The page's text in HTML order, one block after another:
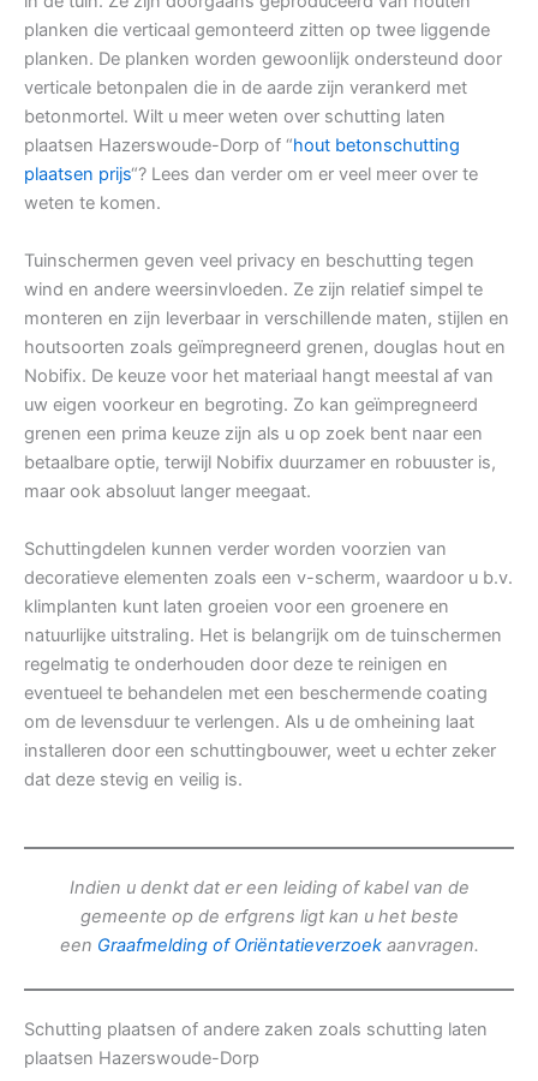
planken die verticaal gemonteerd zitten op twee liggende
planken. De planken worden gewoonlijk ondersteund door
verticale betonpalen die in de aarde zijn verankerd met
betonmortel. Wilt u meer weten over schutting laten
plaatsen Hazerswoude-Dorp of “hout betonschutting
plaatsen prijs“? Lees dan verder om er veel meer over te
weten te komen.
Tuinschermen geven veel privacy en beschutting tegen
wind en andere weersinvloeden. Ze zijn relatief simpel te
monteren en zijn leverbaar in verschillende maten, stijlen en
houtsoorten zoals geïmpregneerd grenen, douglas hout en
Nobifix. De keuze voor het materiaal hangt meestal af van
uw eigen voorkeur en begroting. Zo kan geïmpregneerd
grenen een prima keuze zijn als u op zoek bent naar een
betaalbare optie, terwijl Nobifix duurzamer en robuuster is,
maar ook absoluut langer meegaat.
Schuttingdelen kunnen verder worden voorzien van
decoratieve elementen zoals een v-scherm, waardoor u b.v.
klimplanten kunt laten groeien voor een groenere en
natuurlijke uitstraling. Het is belangrijk om de tuinschermen
regelmatig te onderhouden door deze te reinigen en
eventueel te behandelen met een beschermende coating
om de levensduur te verlengen. Als u de omheining laat
installeren door een schuttingbouwer, weet u echter zeker
dat deze stevig en veilig is.
Indien u denkt dat er een leiding of kabel van de
gemeente op de erfgrens ligt kan u het beste
een Graafmelding of Oriëntatieverzoekaanvragen.
Schutting plaatsen of andere zaken zoals schutting laten
plaatsen Hazerswoude-Dorp